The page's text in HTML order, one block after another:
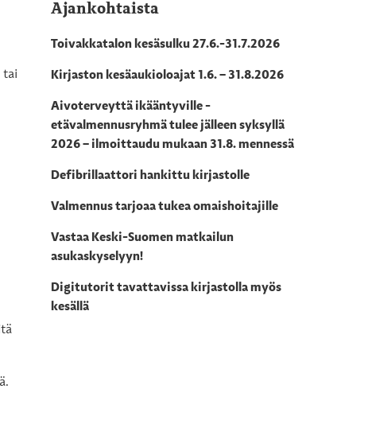
tai
Ajankohtaista
Toivakkatalon kesäsulku 27.6.-31.7.2026
Kirjaston kesäaukioloajat 1.6. – 31.8.2026
Aivoterveyttä ikääntyville -
etävalmennusryhmä tulee jälleen syksyllä
2026 – ilmoittaudu mukaan 31.8. mennessä
Defibrillaattori hankittu kirjastolle
Valmennus tarjoaa tukea omaishoitajille
Vastaa Keski-Suomen matkailun
asukaskyselyyn!
Digitutorit tavattavissa kirjastolla myös
kesällä